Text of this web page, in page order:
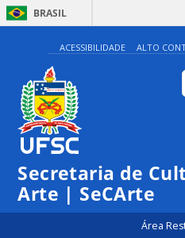
BRASIL
ACESSIBILIDADE ALTO
Secretaria de
Arte | SeCArte
Área
0:00
1:00